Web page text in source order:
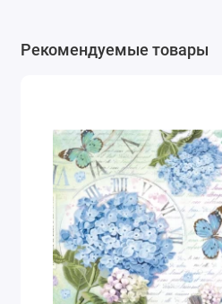
Рекомендуемые товары